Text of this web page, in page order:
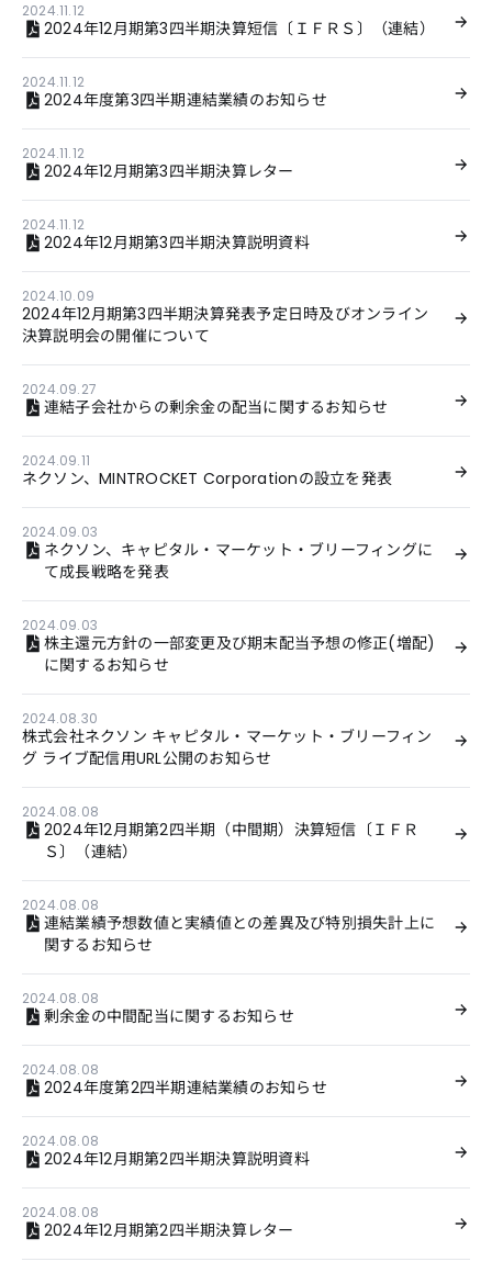
2024.11.12
2024年12月期第3四半期決算短信〔ＩＦＲＳ〕（連結）
2024.11.12
2024年度第3四半期連結業績のお知らせ
2024.11.12
2024年12月期第3四半期決算レター
2024.11.12
2024年12月期第3四半期決算説明資料
2024.10.09
2024年12月期第3四半期決算発表予定日時及びオンライン
決算説明会の開催について
2024.09.27
連結子会社からの剰余金の配当に関するお知らせ
2024.09.11
ネクソン、MINTROCKET Corporationの設立を発表
2024.09.03
ネクソン、キャピタル・マーケット・ブリーフィングに
て成長戦略を発表
2024.09.03
株主還元方針の一部変更及び期末配当予想の修正(増配)
に関するお知らせ
2024.08.30
株式会社ネクソン キャピタル・マーケット・ブリーフィン
グ ライブ配信用URL公開のお知らせ
2024.08.08
2024年12月期第2四半期（中間期）決算短信〔ＩＦＲ
Ｓ〕（連結）
2024.08.08
連結業績予想数値と実績値との差異及び特別損失計上に
関するお知らせ
2024.08.08
剰余金の中間配当に関するお知らせ
2024.08.08
2024年度第2四半期連結業績のお知らせ
2024.08.08
2024年12月期第2四半期決算説明資料
2024.08.08
2024年12月期第2四半期決算レター